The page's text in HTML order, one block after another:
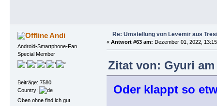
Andi
Android-Smartphone-Fan
Special Member
Beiträge: 7580
Country:
Oben ohne find ich gut
Re: Umstellung von Levemir aus
« Antwort #63 am: Dezember 01, 2022,
Zitat von: Gyuri am
Oder klappt so